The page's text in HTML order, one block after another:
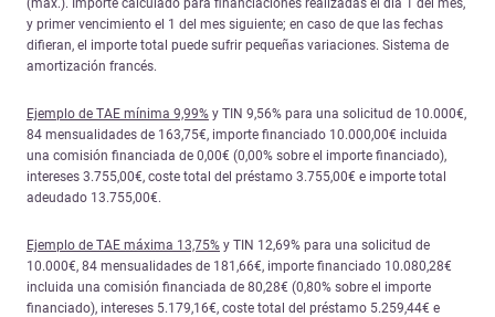
(máx.). Importe calculado para financiaciones realizadas el día 1 del mes,
y primer vencimiento el 1 del mes siguiente; en caso de que las fechas
difieran, el importe total puede sufrir pequeñas variaciones. Sistema de
amortización francés.
Ejemplo de TAE mínima 9,99% y TIN 9,56% para una solicitud de 10.000€,
84 mensualidades de 163,75€, importe financiado 10.000,00€ incluida
una comisión financiada de 0,00€ (0,00% sobre el importe financiado),
intereses 3.755,00€, coste total del préstamo 3.755,00€ e importe total
adeudado 13.755,00€.
Ejemplo de TAE máxima 13,75% y TIN 12,69% para una solicitud de
10.000€, 84 mensualidades de 181,66€, importe financiado 10.080,28€
incluida una comisión financiada de 80,28€ (0,80% sobre el importe
financiado), intereses 5.179,16€, coste total del préstamo 5.259,44€ e